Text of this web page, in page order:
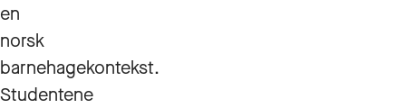
en
norsk
barnehagekontekst.
Studentene